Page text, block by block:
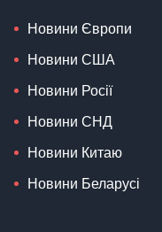
Новини Європи
Новини США
Новини Росії
Новини СНД
Новини Китаю
Новини Беларусі